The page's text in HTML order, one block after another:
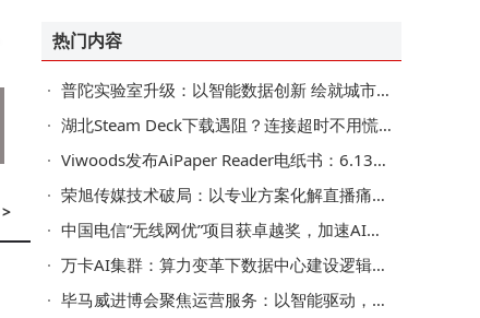
>
热门内容
普陀实验室升级：以智能数据创新 绘就城市治理新图景
湖北Steam Deck下载遇阻？连接超时不用慌，这些方法助你畅享游戏
Viwoods发布AiPaper Reader电纸书：6.13英寸墨水屏搭载AI阅读互动功能
荣旭传媒技术破局：以专业方案化解直播痛点，成就高性价比之选
中国电信“无线网优”项目获卓越奖，加速AI核心场景规模化应用
万卡AI集群：算力变革下数据中心建设逻辑、系统瓶颈与交付模式之变
毕马威进博会聚焦运营服务：以智能驱动，助企业迈向可持续增长新路